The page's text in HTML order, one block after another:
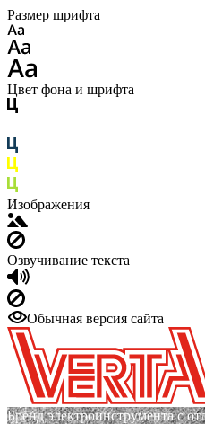
Размер шрифта
Цвет фона и шрифта
Изображения
Озвучивание текста
Обычная версия сайта
Бренд электроинструмента с